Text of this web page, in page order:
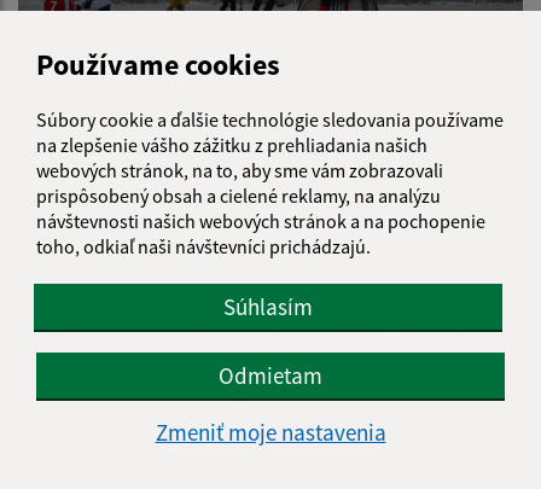
Používame cookies
Súbory cookie a ďalšie technológie sledovania používame
na zlepšenie vášho zážitku z prehliadania našich
webových stránok, na to, aby sme vám zobrazovali
prispôsobený obsah a cielené reklamy, na analýzu
návštevnosti našich webových stránok a na pochopenie
toho, odkiaľ naši návštevníci prichádzajú.
Súhlasím
Odmietam
Zmeniť moje nastavenia